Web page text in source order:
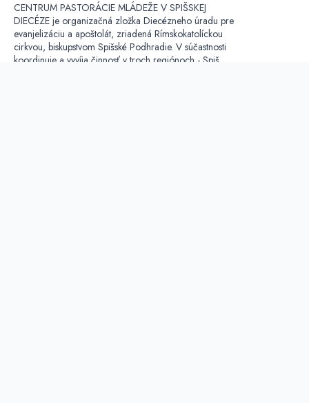
CENTRUM PASTORÁCIE MLÁDEŽE V SPIŠSKEJ
DIECÉZE je organizačná zložka Diecézneho úradu pre
evanjelizáciu a apoštolát, zriadená Rímskokatolíckou
cirkvou, biskupstvom Spišské Podhradie. V súčastnosti
koordinuje a vyvíja činnosť v troch regiónoch - Spiš,